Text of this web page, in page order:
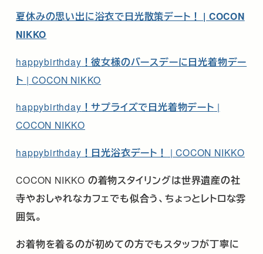
夏休みの思い出に浴衣で日光散策デート！ | COCON
NIKKO
happybirthday ！彼女様のバースデーに日光着物デー
ト | COCON NIKKO
happybirthday ！サプライズで日光着物デート |
COCON NIKKO
happybirthday ！日光浴衣デート！ | COCON NIKKO
COCON NIKKO の着物スタイリングは世界遺産の社
寺やおしゃれなカフェでも似合う、ちょっとレトロな雰
囲気。
お着物を着るのが初めての方でもスタッフが丁寧に